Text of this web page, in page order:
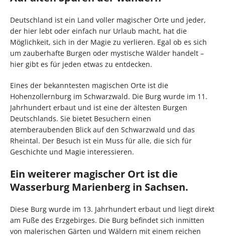
Deutschland ist ein Land voller magischer Orte und jeder,
der hier lebt oder einfach nur Urlaub macht, hat die
Möglichkeit, sich in der Magie zu verlieren. Egal ob es sich
um zauberhafte Burgen oder mystische Wälder handelt –
hier gibt es für jeden etwas zu entdecken.
Eines der bekanntesten magischen Orte ist die
Hohenzollernburg im Schwarzwald. Die Burg wurde im 11.
Jahrhundert erbaut und ist eine der ältesten Burgen
Deutschlands. Sie bietet Besuchern einen
atemberaubenden Blick auf den Schwarzwald und das
Rheintal. Der Besuch ist ein Muss für alle, die sich für
Geschichte und Magie interessieren.
Ein weiterer magischer Ort ist die
Wasserburg Marienberg in Sachsen.
Diese Burg wurde im 13. Jahrhundert erbaut und liegt direkt
am Fuße des Erzgebirges. Die Burg befindet sich inmitten
von malerischen Gärten und Wäldern mit einem reichen